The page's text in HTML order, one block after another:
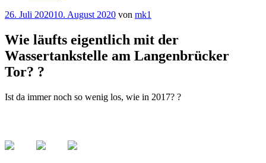
Veröffentlicht
26. Juli 202010. August 2020 von mk1
Wie läufts eigentlich mit der
Wassertankstelle am Langenbrücker
Tor? ?
Ist da immer noch so wenig los, wie in 2017? ?